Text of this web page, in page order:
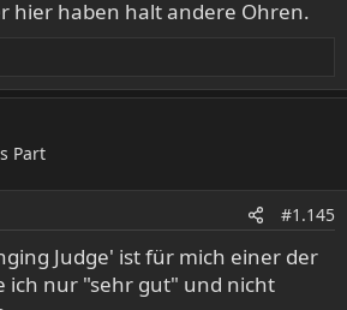
hier haben halt andere Ohren.
Part
#1.145
Judge' ist für mich einer der
ich nur "sehr gut" und nicht